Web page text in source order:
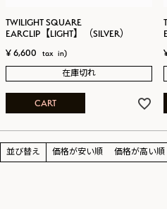
TWILIGHT SQUARE
EARCLIP【LIGHT】（SILVER）
¥ 6,600
在庫切れ
CART
並び替え 価格が安い順 価格が高い順